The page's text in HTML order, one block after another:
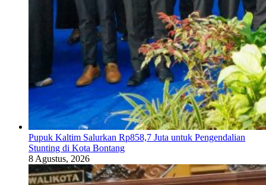
Pupuk Kaltim Salurkan Rp858,7 Juta untuk Pengendalian
Stunting di Kota Bontang
8 Agustus, 2026